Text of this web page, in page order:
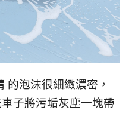
的泡沫很細緻濃密，
子將污垢灰塵一塊帶